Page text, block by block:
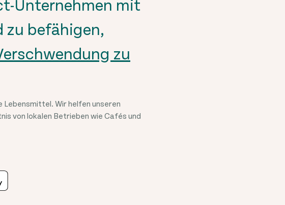
Unternehmen mit
zu befähigen,
zu
Wir helfen unseren
von lokalen Betrieben wie Cafés und